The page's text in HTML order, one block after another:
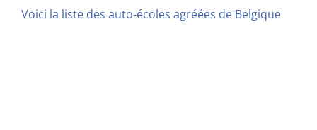
Voici la liste des auto-écoles agréées de Belgique